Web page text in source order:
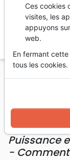
Accueil Livres
Évangile
de Jésus-
Puissance
-
Ces cookies
visites, les
appuyons
web.
En fermant
tous les cookies.